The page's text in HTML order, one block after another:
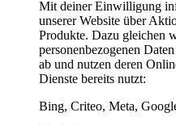
Mit deiner Einwilligung
unserer Website über
Produkte. Dazu gleichen
personenbezogenen
ab und nutzen deren
Dienste bereits nutzt:
Bing, Criteo, Meta,